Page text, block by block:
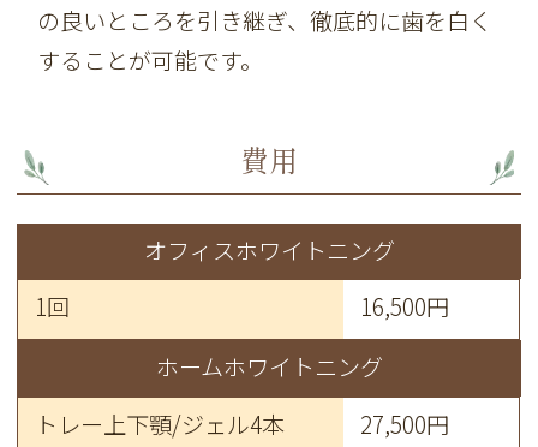
の良いところを引き継ぎ、徹底的に歯を白く
することが可能です。
費用
オフィスホワイトニング
1回
16,500円
ホームホワイトニング
トレー上下顎/ジェル4本 27,500円